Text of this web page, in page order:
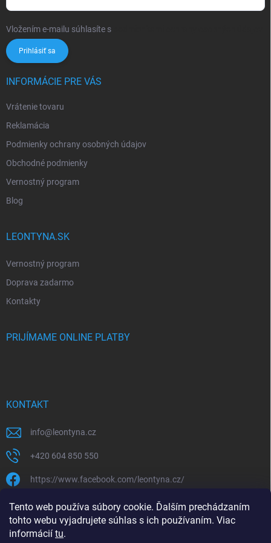
Tento web používa súbory cookie. Ďalším prechádzaním
tohto webu vyjadrujete súhlas s ich používaním. Viac
informácií tu.
Vložením e-mailu súhlasíte s
Prihlásiť sa
INFORMÁCIE PRE VÁS
Vrátenie tovaru
Reklamácia
Podmienky ochrany osobných údajov
Obchodné podmienky
Vernostný program
Blog
LEONTYNA.SK
Vernostný program
Doprava zadarmo
Kontakty
PRIJÍMAME ONLINE PLATBY
KONTAKT
info@ leontyna.cz
+420 604 850 550
https://www.facebook.com/leontyna.cz/
leontyna.cz
@leontyna.cz